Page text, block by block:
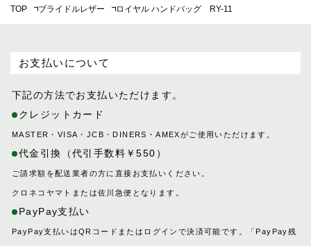
TOP
ブライドルレザー ロイヤル ハンドバッグ RY-11
お支払いについて
下記の方法でお支払いただけます。
クレジットカード
MASTER・VISA・JCB・DINERS・AMEXがご使用いただけます。
代金引換（代引手数料￥550）
ご請求額を配送業者の方に直接お支払いください。
クロネコヤマトまたは佐川急便となります。
PayPay支払い
PayPay支払いはQRコードまたはログインで決済可能です。「PayPay残